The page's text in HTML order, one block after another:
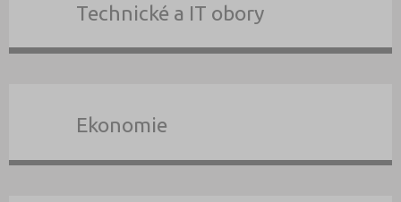
DALŠÍ DRUHY ŠKOL
Technické a IT obory
Ekonomie